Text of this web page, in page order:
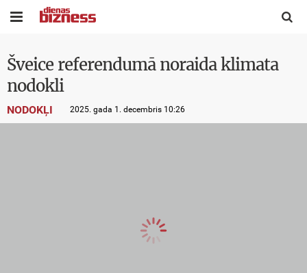
 
Šveice referendumā noraida klimata
nodokli
NODOKĻI 2025. gada 1. decembris 10:26